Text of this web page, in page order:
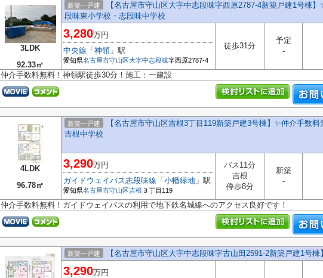
3LDK
92.33㎡
新築一戸建
【名古屋市守山区大字中志段味字西原2787-4新築戸建1号棟】
段味東小学校・志段味中学校
3,280万円
中央線 「 神領 」駅
愛知県名古屋市守山区大字中志段味字西原2787-4
徒歩31分
予定
-
仲介手数料無料！神領駅徒歩30分！施工：一建設
4LDK
96.78㎡
新築一戸建
【名古屋市守山区吉根3丁目119新築戸建3号棟】✨️仲介手数料
吉根中学校
3,290万円
ガイドウェイバス志段味線 「 小幡緑地 」駅
愛知県名古屋市守山区吉根 ３丁目119
バス11分
吉根
停歩8分
新築
-
仲介手数料無料！ガイドウェイバスの利用で地下鉄名城線へのアクセス良好です！
新築一戸建 【名古屋市守山区大字中志段味字古山田2591-2新築戸建1号棟
3,290万円